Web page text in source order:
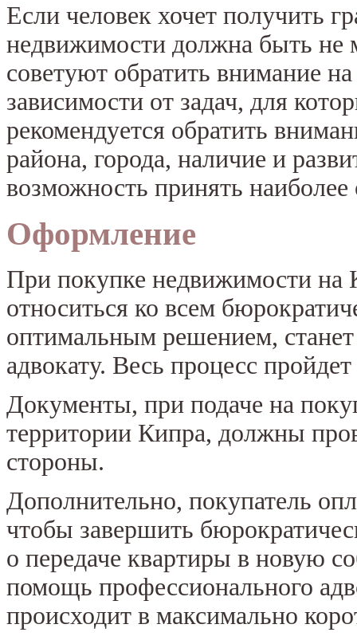
Если человек хочет получить
недвижимости должна быть не
советуют обратить внимание
зависимости от задач, для
рекомендуется обратить
района, города, наличие и
возможность принять
Оформление
При покупке недвижимости на
относиться ко всем
оптимальным решением,
адвокату. Весь процесс
Документы, при подаче на
территории Кипра, должны
стороны.
Дополнительно, покупатель
чтобы завершить
о передаче квартиры в новую
помощь профессионального
происходит в максимально